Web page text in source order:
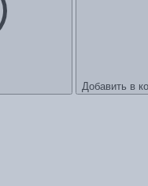
Добавить в